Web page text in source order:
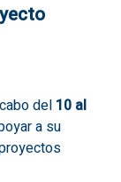
del 10 al
a su